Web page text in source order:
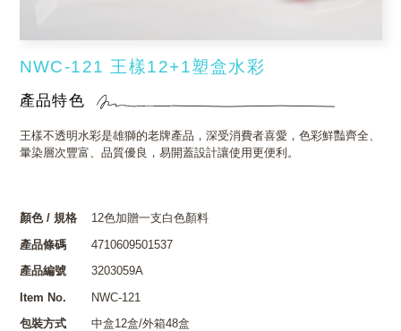
NWC-121 王樣12+1塑盒水彩
產品特色
王樣不透明水彩是雄獅的老牌產品，深受消費者喜愛，色彩鮮豔齊全、
暈染層次豐富、品質優良，易開蓋設計讓使用更便利。
顏色 / 規格
12色加贈一支白色顏料
產品條碼
4710609501537
產品編號
3203059A
Item No.
NWC-121
包裝方式
中盒12盒/外箱48盒